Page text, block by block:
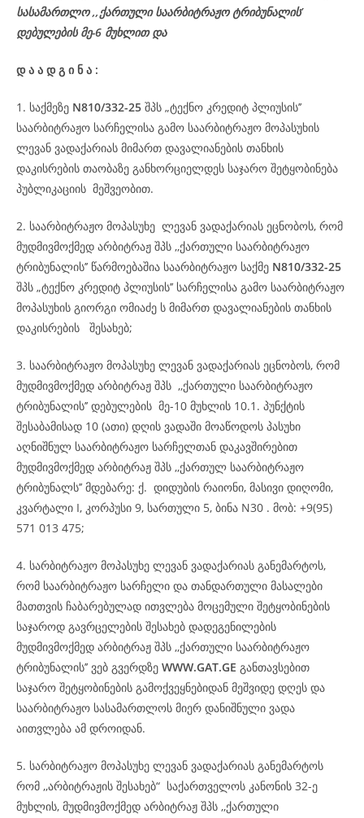
სასამართლო ,,ქართული საარბიტრაჟო ტრიბუნალის’
დებულების მე-6 მუხლით და
დ ა ა დ გ ი ნ ა :
1. საქმეზე N810/332-25 შპს „ტექნო კრედიტ პლიუსის’’
საარბიტრაჟო სარჩელისა გამო საარბიტრაჟო მოპასუხის
ლევან ვადაქარიას მიმართ დავალიანების თანხის
დაკისრების თაობაზე განხორციელდეს საჯარო შეტყობინება
პუბლიკაციის მეშვეობით.
2. საარბიტრაჟო მოპასუხე ლევან ვადაქარიას ეცნობოს, რომ
მუდმივმოქმედ არბიტრაჟ შპს ,,ქართული საარბიტრაჟო
ტრიბუნალის’’ წარმოებაშია საარბიტრაჟო საქმე N810/332-25
შპს „ტექნო კრედიტ პლიუსის’’ სარჩელისა გამო საარბიტრაჟო
მოპასუხის გიორგი ომიაძე ს მიმართ დავალიანების თანხის
დაკისრების შესახებ;
3. საარბიტრაჟო მოპასუხე ლევან ვადაქარიას ეცნობოს, რომ
მუდმივმოქმედ არბიტრაჟ შპს ,,ქართული საარბიტრაჟო
ტრიბუნალის’’ დებულების მე-10 მუხლის 10.1. პუნქტის
შესაბამისად 10 (ათი) დღის ვადაში მოაწოდოს პასუხი
აღნიშნულ საარბიტრაჟო სარჩელთან დაკავშირებით
მუდმივმოქმედ არბიტრაჟ შპს ,,ქართულ საარბიტრაჟო
ტრიბუნალს’’ მდებარე: ქ. დიდუბის რაიონი, მასივი დიღომი,
კვარტალი I, კორპუსი 9, სართული 5, ბინა N30 . მობ: +9(95)
571 013 475;
4. სარბიტრაჟო მოპასუხე ლევან ვადაქარიას განემარტოს,
რომ საარბიტრაჟო სარჩელი და თანდართული მასალები
მათთვის ჩაბარებულად ითვლება მოცემული შეტყობინების
საჯაროდ გავრცელების შესახებ დადეგენილების
მუდმივმოქმედ არბიტრაჟ შპს ,,ქართული საარბიტრაჟო
ტრიბუნალის’’ ვებ გვერდზე WWW.GAT.GE განთავსებით
საჯარო შეტყობინების გამოქვეყნებიდან მეშვიდე დღეს და
საარბიტრაჟო სასამართლოს მიერ დანიშნული ვადა
აითვლება ამ დროიდან.
5. სარბიტრაჟო მოპასუხე ლევან ვადაქარიას განემარტოს
რომ ,,არბიტრაჟის შესახებ“ საქართველოს კანონის 32-ე
მუხლის, მუდმივმოქმედ არბიტრაჟ შპს ,,ქართული